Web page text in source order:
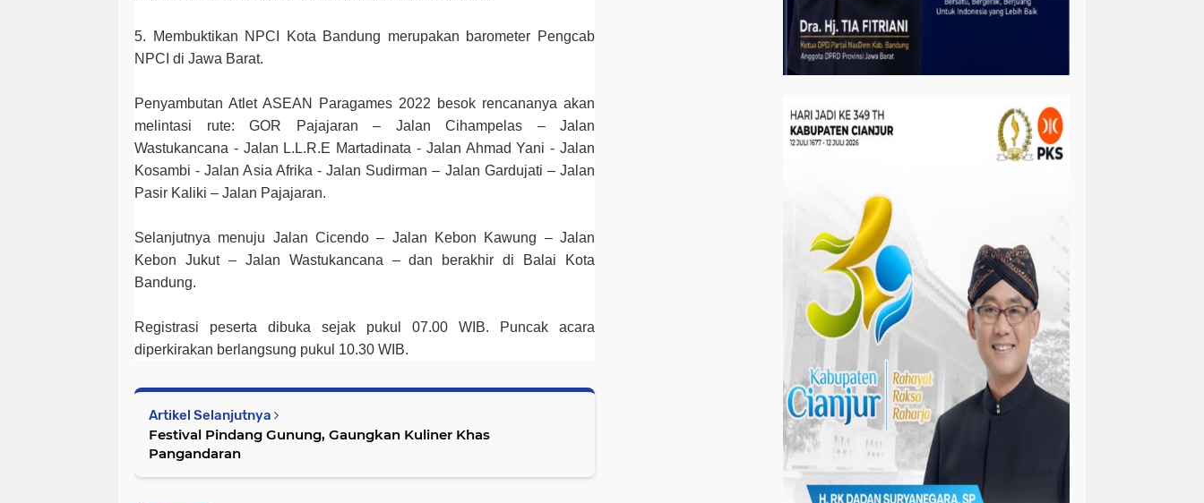
5. Membuktikan NPCI Kota Bandung merupakan barometer Pengcab
NPCI di Jawa Barat.
Penyambutan Atlet ASEAN Paragames 2022 besok rencananya akan
melintasi rute: GOR Pajajaran – Jalan Cihampelas – Jalan
Wastukancana - Jalan L.L.R.E Martadinata - Jalan Ahmad Yani - Jalan
Kosambi - Jalan Asia Afrika - Jalan Sudirman – Jalan Gardujati – Jalan
Pasir Kaliki – Jalan Pajajaran.
Selanjutnya menuju Jalan Cicendo – Jalan Kebon Kawung – Jalan
Kebon Jukut – Jalan Wastukancana – dan berakhir di Balai Kota
Bandung.
Registrasi peserta dibuka sejak pukul 07.00 WIB. Puncak acara
diperkirakan berlangsung pukul 10.30 WIB.
Artikel Selanjutnya
Festival Pindang Gunung, Gaungkan Kuliner Khas
Pangandaran